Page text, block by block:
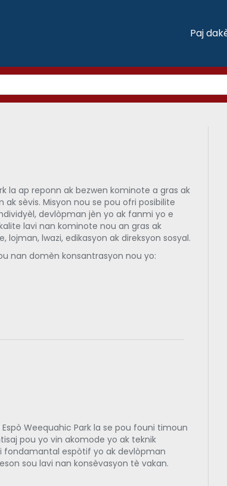
Paj
la ap reponn ak bezwen kominote a gras ak
sèvis. Misyon nou se pou ofri posibilite
devlòpman jèn yo ak fanmi yo e
lavi nan kominote nou an gras ak
lojman, lwazi, edikasyon ak direksyon sosyal.
nan domèn konsantrasyon nou yo:
Weequahic Park la se pou founi timoun
pou yo vin akomode yo ak teknik
fondamantal espòtif yo ak devlòpman
sou lavi nan konsèvasyon tè vakan.